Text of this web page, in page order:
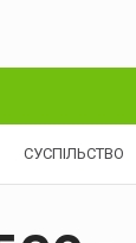
СУСПІЛЬСТВО